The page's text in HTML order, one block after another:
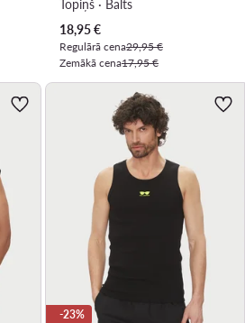
Topiņš · Balts
Pašreizējā cena
18,95€
Regulārā cena29,95 €
Zemākā cena17,95 €
-23%